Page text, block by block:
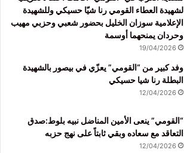
لشهيدة العطاء القومي رنا شيّا حسيكي وللشهيدة
الإعلامية سوزان الخليل بحضور شعبي وحزبي مهيب
وحردان يمنحهما أوسمة
19/04/2026
وفد كبير من “القومي” يعزّي في بيصور بالشهيدة
البطلة رنا شيا حسيكي
12/04/2026
“القومي” ينعى الأمين المناضل نبيه بلوط:صدق
التعاقد مع سعاده وبقي ثابتاً على نهج حزبه
12/04/2026